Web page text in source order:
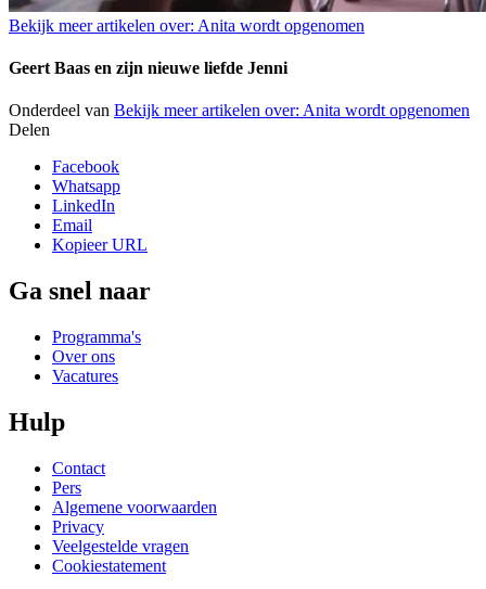
Bekijk meer artikelen over: Anita wordt opgenomen
Geert Baas en zijn nieuwe liefde Jenni
Onderdeel van Bekijk meer artikelen over: Anita wordt opgenomen
Delen
Facebook
Whatsapp
LinkedIn
Email
Kopieer URL
Ga snel naar
Programma's
Over ons
Vacatures
Hulp
Contact
Pers
Algemene voorwaarden
Privacy
Veelgestelde vragen
Cookiestatement